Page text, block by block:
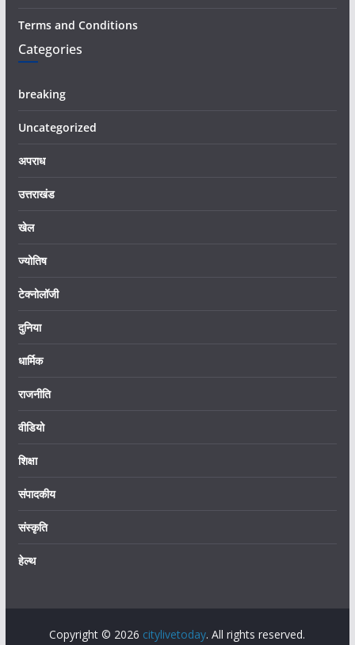
Terms and Conditions
Categories
breaking
Uncategorized
अपराध
उत्तराखंड
खेल
ज्योतिष
टेक्नोलॉजी
दुनिया
धार्मिक
राजनीति
वीडियो
शिक्षा
संपादकीय
संस्कृति
हेल्थ
Copyright © 2026 citylivetoday. All rights reserved.